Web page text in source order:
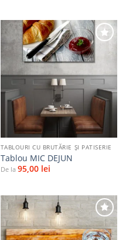
la
favorite
TABLOURI CU BRUTĂRIE ŞI PATISERIE
Tablou MIC DEJUN
De la 95,00 lei